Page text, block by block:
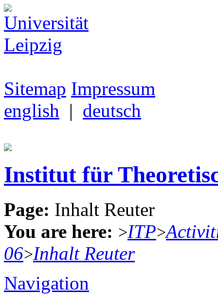
Sitemap Impressum
english | deutsch
Institut für
Page: Inhalt Reuter
You are here: >ITP>
06>Inhalt Reuter
Navigation